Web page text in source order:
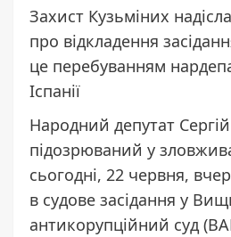
Захист Кузьміних
про відкладення
це перебуванням
Іспанії
Народний депутат
підозрюваний у
сьогодні, 22 червня,
в судове засідання у
антикорупційний суд